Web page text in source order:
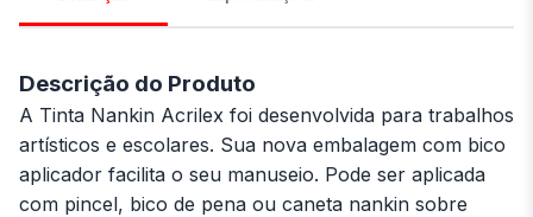
Descrição do Produto
A Tinta Nankin Acrilex foi desenvolvida para trabalhos
artísticos e escolares. Sua nova embalagem com bico
aplicador facilita o seu manuseio. Pode ser aplicada
com pincel, bico de pena ou caneta nankin sobre